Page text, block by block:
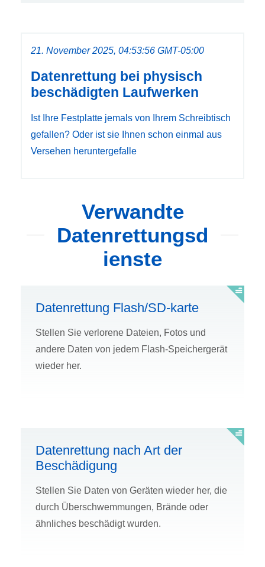
21. November 2025, 04:53:56 GMT-05:00
Datenrettung bei physisch
beschädigten Laufwerken
Ist Ihre Festplatte jemals von Ihrem Schreibtisch
gefallen? Oder ist sie Ihnen schon einmal aus
Versehen heruntergefalle
Verwandte
Datenrettungsd
ienste
Datenrettung Flash/SD-karte
Stellen Sie verlorene Dateien, Fotos und
andere Daten von jedem Flash-Speichergerät
wieder her.
Datenrettung nach Art der
Beschädigung
Stellen Sie Daten von Geräten wieder her, die
durch Überschwemmungen, Brände oder
ähnliches beschädigt wurden.